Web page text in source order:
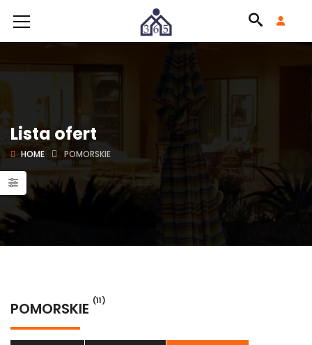
Lista ofert
HOME POMORSKIE
POMORSKIE (11)